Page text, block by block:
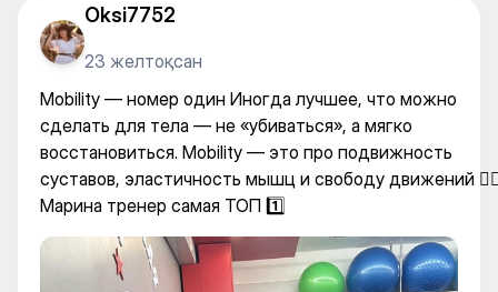
Oksi7752
23 желтоқсан
Mobility — номер один Иногда лучшее, что можно
сделать для тела — не «убиваться», а мягко
восстановиться. Mobility — это про подвижность
суставов, эластичность мышц и свободу движений
Марина тренер самая ТОП 1️⃣